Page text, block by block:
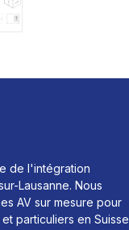
de l'intégration
Lausanne. Nous
AV sur mesure pour
particuliers en Suisse